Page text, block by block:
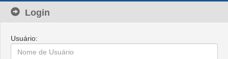
Login
Usuário: